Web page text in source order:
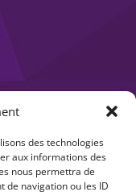
des technologies
aux informations des
nous permettra de
de navigation ou les ID